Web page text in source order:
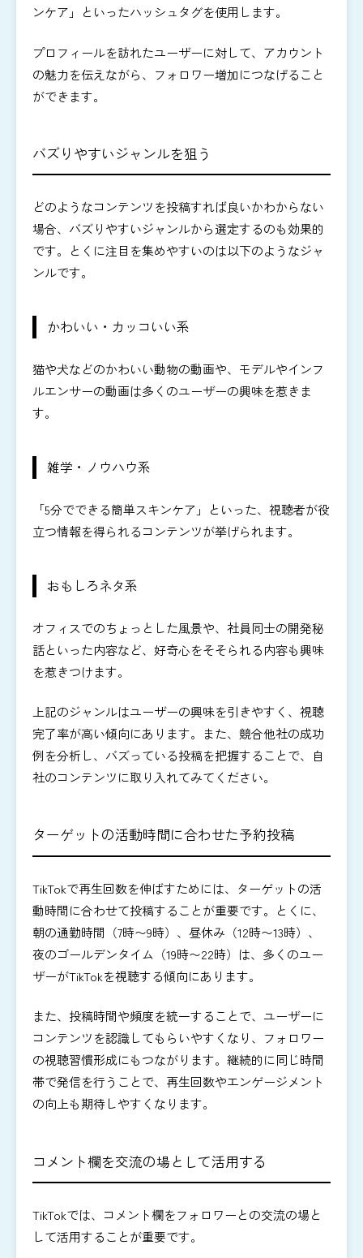
ンケア」といったハッシュタグを使用します。
プロフィールを訪れたユーザーに対して、アカウント
の魅力を伝えながら、フォロワー増加につなげること
ができます。
バズりやすいジャンルを狙う
どのようなコンテンツを投稿すれば良いかわからない
場合、バズりやすいジャンルから選定するのも効果的
です。とくに注目を集めやすいのは以下のようなジャ
ンルです。
かわいい・カッコいい系
猫や犬などのかわいい動物の動画や、モデルやインフ
ルエンサーの動画は多くのユーザーの興味を惹きま
す。
雑学・ノウハウ系
「5分でできる簡単スキンケア」といった、視聴者が役
立つ情報を得られるコンテンツが挙げられます。
おもしろネタ系
オフィスでのちょっとした風景や、社員同士の開発秘
話といった内容など、好奇心をそそられる内容も興味
を惹きつけます。
上記のジャンルはユーザーの興味を引きやすく、視聴
完了率が高い傾向にあります。また、競合他社の成功
例を分析し、バズっている投稿を把握することで、自
社のコンテンツに取り入れてみてください。
ターゲットの活動時間に合わせた予約投稿
TikTokで再生回数を伸ばすためには、ターゲットの活
動時間に合わせて投稿することが重要です。とくに、
朝の通勤時間（7時〜9時）、昼休み（12時〜13時）、
夜のゴールデンタイム（19時〜22時）は、多くのユー
ザーがTikTokを視聴する傾向にあります。
また、投稿時間や頻度を統一することで、ユーザーに
コンテンツを認識してもらいやすくなり、フォロワー
の視聴習慣形成にもつながります。継続的に同じ時間
帯で発信を行うことで、再生回数やエンゲージメント
の向上も期待しやすくなります。
コメント欄を交流の場として活用する
TikTokでは、コメント欄をフォロワーとの交流の場と
して活用することが重要です。